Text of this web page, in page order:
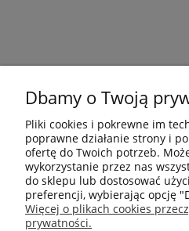
Płatności i
Dbamy o Twoją
Pliki cookies i pokrewne im
poprawne działanie strony i
ofertę do Twoich potrzeb.
wykorzystanie przez nas
do sklepu lub dostosować
preferencji, wybierając opcję
Więcej o plikach cookies
prywatności.